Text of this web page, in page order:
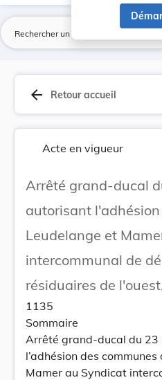
arrow_back Retour accueil
Acte en vigueur
Arrêté grand-ducal
autorisant
Leudelange et
intercommunal de
résiduaires de
«S.I.D.E.R.O.»
1135
Sommaire
Arrêté grand-ducal du
l’adhésion des
Mamer au Syndicat